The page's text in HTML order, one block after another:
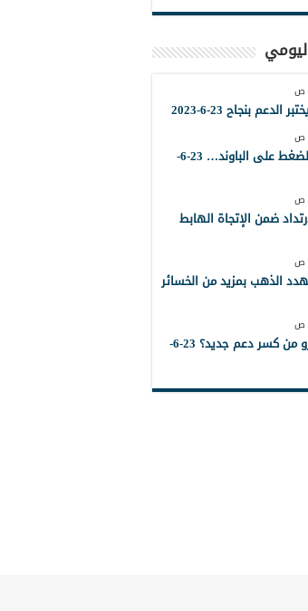
بنجاح 23-6-2023
الدولار يواصل الضغط على الباوند… 23-6-
ضمن الإتجاة الهابط
الذهب بمزيد من الخسائر
هل يقترب اليورو من كسر دعم جديد؟ 23-6-